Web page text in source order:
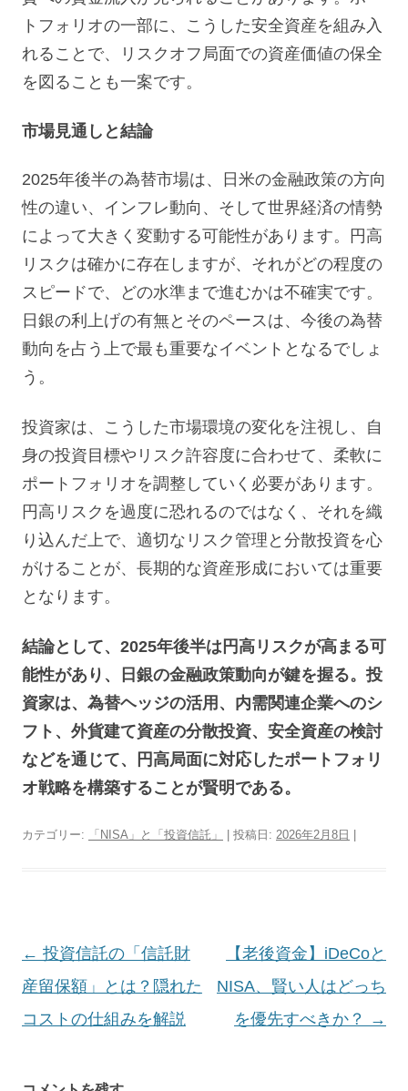
トフォリオの一部に、こうした安全資産を組み入
れることで、リスクオフ局面での資産価値の保全
を図ることも一案です。
市場見通しと結論
2025年後半の為替市場は、日米の金融政策の方向
性の違い、インフレ動向、そして世界経済の情勢
によって大きく変動する可能性があります。円高
リスクは確かに存在しますが、それがどの程度の
スピードで、どの水準まで進むかは不確実です。
日銀の利上げの有無とそのペースは、今後の為替
動向を占う上で最も重要なイベントとなるでしょ
う。
投資家は、こうした市場環境の変化を注視し、自
身の投資目標やリスク許容度に合わせて、柔軟に
ポートフォリオを調整していく必要があります。
円高リスクを過度に恐れるのではなく、それを織
り込んだ上で、適切なリスク管理と分散投資を心
がけることが、長期的な資産形成においては重要
となります。
結論として、2025年後半は円高リスクが高まる可
能性があり、日銀の金融政策動向が鍵を握る。投
資家は、為替ヘッジの活用、内需関連企業へのシ
フト、外貨建て資産の分散投資、安全資産の検討
などを通じて、円高局面に対応したポートフォリ
オ戦略を構築することが賢明である。
カテゴリー: 「NISA」と「投資信託」 | 投稿日: 2026年2月8日 |
投
稿
ナ
ゲ
← 投資信託の「信託財
産留保額」とは？隠れた
コストの仕組みを解説
【老後資金】iDeCoと
NISA、賢い人はどっち
を優先すべきか？
→